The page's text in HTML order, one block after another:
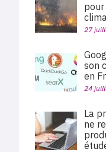
27
son
en
24
La
ne